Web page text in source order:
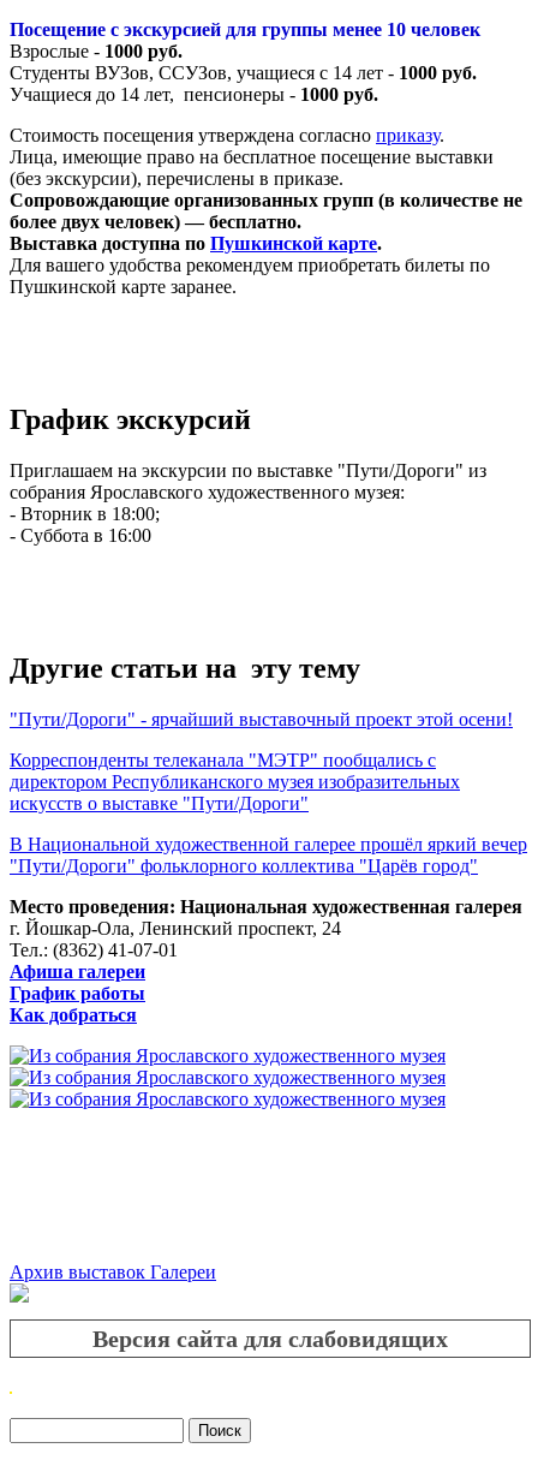
Посещение с экскурсией для группы менее 10 человек
Взрослые - 1000 руб.
Студенты ВУЗов, ССУЗов, учащиеся с 14 лет - 1000 руб.
Учащиеся до 14 лет, пенсионеры - 1000 руб.
Стоимость посещения утверждена согласно приказу.
Лица, имеющие право на бесплатное посещение выставки
(без экскурсии), перечислены в приказе.
Сопровождающие организованных групп (в количестве не
более двух человек) — бесплатно.
Выставка доступна по Пушкинской карте.
Для вашего удобства рекомендуем приобретать билеты по
Пушкинской карте заранее.
График экскурсий
Приглашаем на экскурсии по выставке "Пути/Дороги" из
собрания Ярославского художественного музея:
- Вторник в 18:00;
- Суббота в 16:00
Другие статьи на эту тему
"Пути/Дороги" - ярчайший выставочный проект этой осени!
Корреспонденты телеканала "МЭТР" пообщались с
директором Республиканского музея изобразительных
искусств о выставке "Пути/Дороги"
В Национальной художественной галерее прошёл яркий вечер
"Пути/Дороги" фольклорного коллектива "Царёв город"
Место проведения: Национальная художественная галерея
г. Йошкар-Ола, Ленинский проспект, 24
Тел.: (8362) 41-07-01
Афиша галереи
График работы
Как добраться
Архив выставок Галереи
Версия сайта для слабовидящих